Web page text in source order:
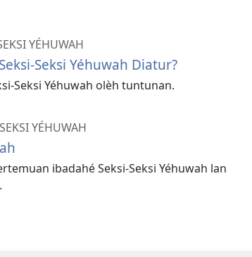
YÉHUWAH
Seksi Yéhuwah Diatur?
Seksi Yéhuwah olèh tuntunan.
YÉHUWAH
ibadahé Seksi-Seksi Yéhuwah lan